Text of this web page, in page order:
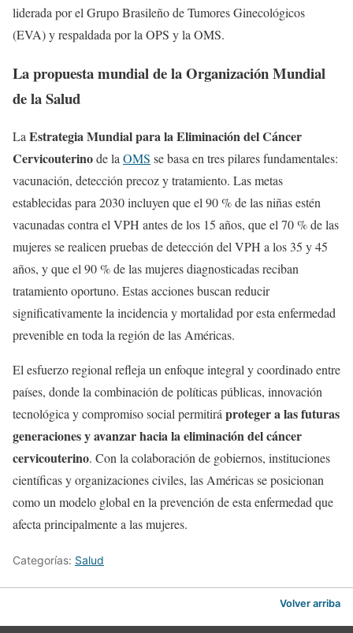
liderada por el Grupo Brasileño de Tumores Ginecológicos
(EVA) y respaldada por la OPS y la OMS.
La propuesta mundial de la Organización Mundial
de la Salud
LaEstrategia Mundial para la Eliminación del Cáncer
Cervicouterinode laOMS se basa en tres pilares fundamentales:
vacunación, detección precoz y tratamiento. Las metas
establecidas para 2030 incluyen que el 90 % de las niñas estén
vacunadas contra el VPH antes de los 15 años, que el 70 % de las
mujeres se realicen pruebas de detección del VPH a los 35 y 45
años, y que el 90 % de las mujeres diagnosticadas reciban
tratamiento oportuno. Estas acciones buscan reducir
significativamente la incidencia y mortalidad por esta enfermedad
prevenible en toda la región de las Américas.
El esfuerzo regional refleja un enfoque integral y coordinado entre
países, donde la combinación de políticas públicas, innovación
tecnológica y compromiso social permitiráproteger a las futuras
generaciones y avanzar hacia la eliminación del cáncer
cervicouterino. Con la colaboración de gobiernos, instituciones
científicas y organizaciones civiles, las Américas se posicionan
como un modelo global en la prevención de esta enfermedad que
afecta principalmente a las mujeres.
Categorías: Salud
Volver arriba